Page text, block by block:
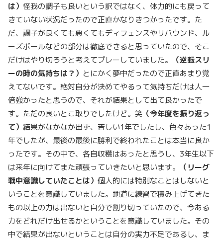
は） 怪我の調子も良いという訳ではなく、体力的にも戻って
きていない状況だったので正直かなりきつかったです。た
だ、調子が良くても悪くてもディフェンスやリバウンド、ル
ーズボールなどの部分は徹底できると思っていたので、そこ
だけはやり切ろうと考えてプレーしていました。
（逆転スリ
ーの時の気持ちは？） とにかく夢中だったので正直あまり覚
えてないです。絶対自分が決めてやるって気持ちだけは人一
倍強かったと思うので、それが結果として出て良かったで
す。ただの良いとこ取りでしたけど。笑 （今年度を振り返っ
て） 結果がなかなか出ず、苦しい1年でしたし、色々あった1
年でしたが、最後の最後に勝利で終われたことは本当に良か
ったです。その中で、各自収穫はあったと思うし、3年生以下
は来年に向けてまた頑張っていきたいと思います。
（リーグ
戦中意識していたことは） 個人的には特別なことはしないと
いうことを意識していました。地道に練習で積み上げてきた
もの以上の力は出ないと自分で割り切っていたので、今ある
力をどれだけ出せるかということを意識していました。その
中で結果が出ないということは自分の実力不足であるし、ま